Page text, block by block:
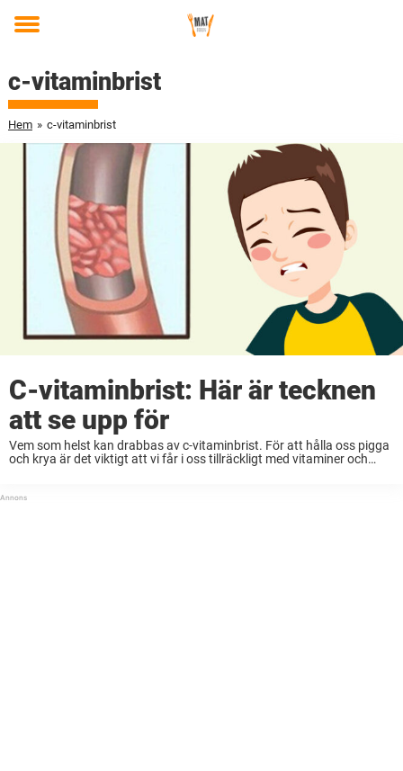
Toggle
c-vitaminbrist
Hem » c-vitaminbrist
C-vitaminbrist: Här är tecknen
att se upp för
Vem som helst kan drabbas av c-vitaminbrist. För att hålla oss pigga
och krya är det viktigt att vi får i oss tillräckligt med vitaminer och